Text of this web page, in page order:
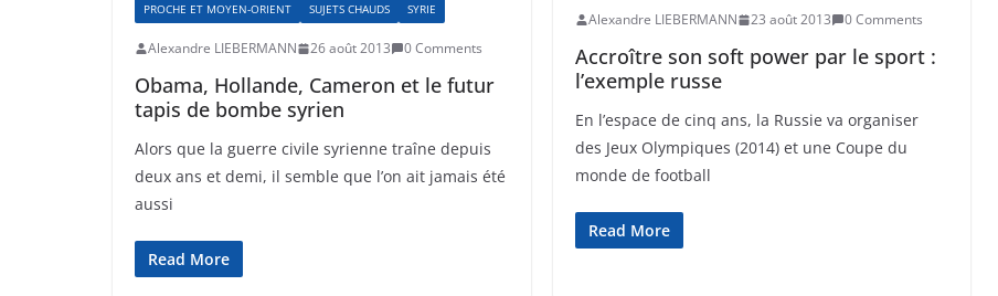
PROCHE ET MOYEN-ORIENT
SUJETS CHAUDS SYRIE
Alexandre LIEBERMANN 26 août 2013 0 Comments
Obama, Hollande, Cameron et le futur
tapis de bombe syrien
Alors que la guerre civile syrienne traîne depuis
deux ans et demi, il semble que l’on ait jamais été
aussi
Read More
Alexandre LIEBERMANN 23 août 2013 0 Comments
Accroître son soft power par le sport :
l’exemple russe
En l’espace de cinq ans, la Russie va organiser
des Jeux Olympiques (2014) et une Coupe du
monde de football
Read More